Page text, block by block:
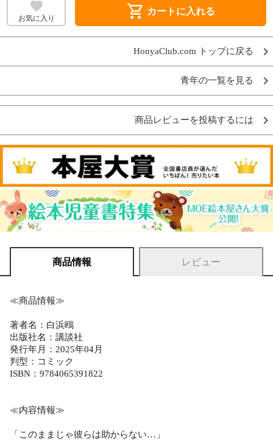
お気に入り shopping_cart カートに入れる
HonyaClub.com トップに戻る
青年の一覧を見る
商品レビューを投稿するには
商品情報 レビュー
≪商品情報≫
著者名：白浜鴎
出版社名：講談社
発行年月：2025年04月
判型：コミック
ISBN：9784065391822
≪内容情報≫
「このままじゃ彼らは助からない…」